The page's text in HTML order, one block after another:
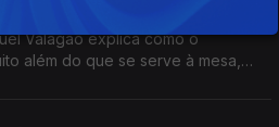
Valagão explica como o
além do que se serve à mesa,